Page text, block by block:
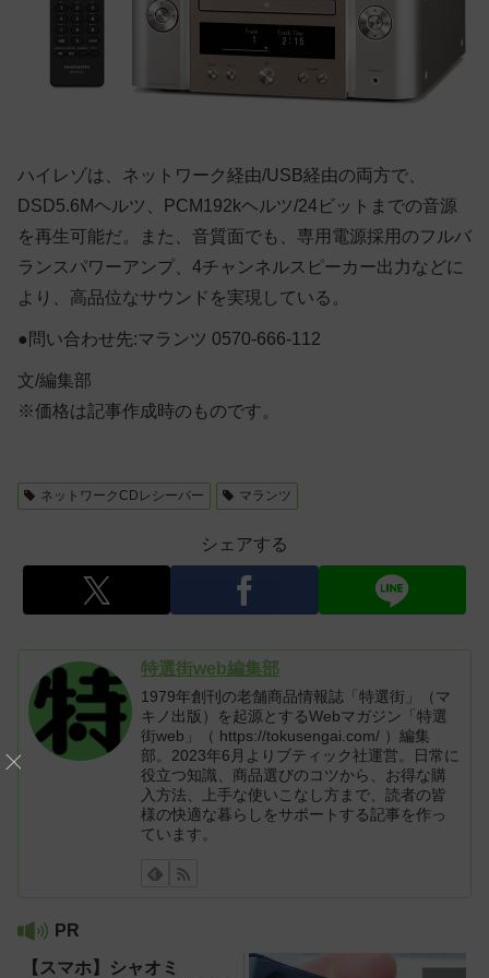
ハイレゾは、ネットワーク経由/USB経由の両方で、
DSD5.6Mヘルツ、PCM192kヘルツ/24ビットまでの音源
を再生可能だ。また、音質面でも、専用電源採用のフルバ
ランスパワーアンプ、4チャンネルスピーカー出力などに
より、高品位なサウンドを実現している。
●問い合わせ先:マランツ 0570-666-112
文/編集部
※価格は記事作成時のものです。
ネットワークCDレシーバー マランツ
シェアする
特選街web編集部
1979年創刊の老舗商品情報誌「特選街」（マ
キノ出版）を起源とするWebマガジン「特選
街web」（ https://tokusengai.com/ ）編集
部。2023年6月よりブティック社運営。日常に
役立つ知識、商品選びのコツから、お得な購
入方法、上手な使いこなし方まで、読者の皆
様の快適な暮らしをサポートする記事を作っ
ています。
PR
【スマホ】シャオミ